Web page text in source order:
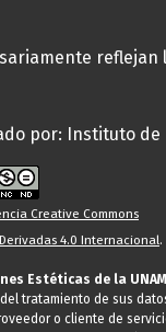
por: Instituto
Creative Commons
4.0 Internacional.
Estéticas de la UNAM
tratamiento de sus
o cliente de